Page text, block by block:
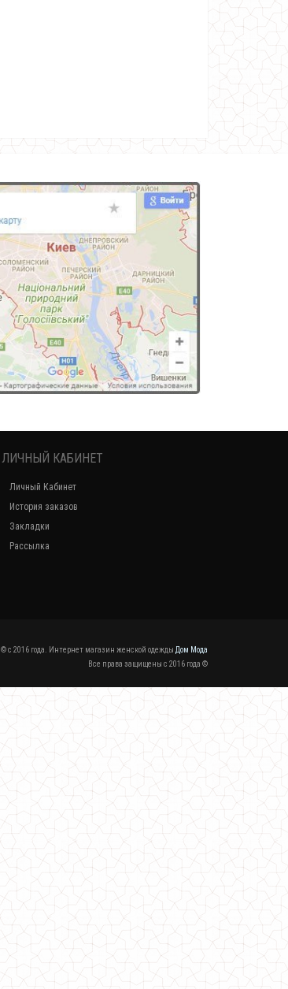
ЛИЧНЫЙ КАБИНЕТ
Личный Кабинет
История заказов
Закладки
Рассылка
© c 2016 года. Интернет магазин женской одежды Дом Мода
Все права защищены c 2016 года ©